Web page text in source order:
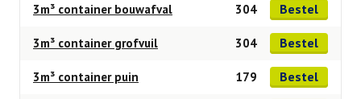
3m³ container bouwafval 304 Bestel
3m³ container grofvuil 304 Bestel
3m³ container puin 179 Bestel